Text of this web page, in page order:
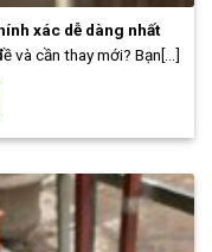
xác dễ dàng nhất
và cần thay mới? Bạn[...]